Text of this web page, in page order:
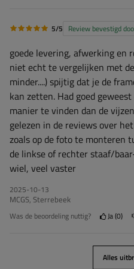
5/5 Review bevestigd
goede levering, afwerking en
niet echt te vergelijken met
minder....) spijtig dat je de
kan zetten. Had goed
manier te vinden dan de
gelezen in de reviews over
zoals op de foto te monteren
de linkse of rechter staaf/
wiel, veel vaster
2025-10-13
MCGS, Sterrebeek
Was de beoordeling nuttig? Ja 0
Alles